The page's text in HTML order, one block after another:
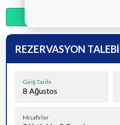
REZERVASYON TALEBİ
Giriş Tarihi
8 Ağustos
Misafirler